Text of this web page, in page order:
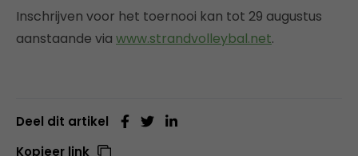
Inschrijven voor het toernooi kan tot 29 augustus
aanstaande via www.strandvolleybal.net.
Deel dit artikel
Kopieer link